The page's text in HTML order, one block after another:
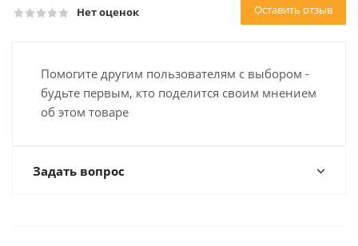
Нет оценок Оставить отзыв
Помогите другим пользователям с выбором -
будьте первым, кто поделится своим мнением
об этом товаре
Задать вопрос